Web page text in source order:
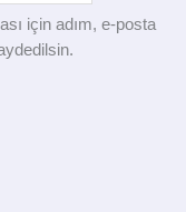
için adım, e-posta